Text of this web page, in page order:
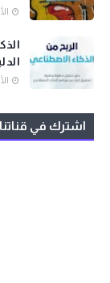
الأحد 28
اشترك في قناتنا